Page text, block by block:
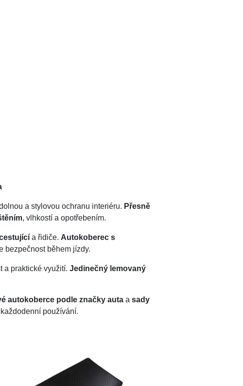
a stylovou ochranu interiéru. Přesně
, vlhkostí a opotřebením.
a řidiče. Autokoberec s
bezpečnost během jízdy.
a praktické využití.Jedinečný lemovaný
autokoberce podle značky auta asady
používání.